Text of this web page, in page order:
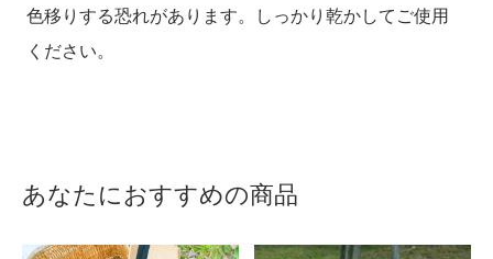
色移りする恐れがあります。しっかり乾かしてご使用
ください。
あなたにおすすめの商品